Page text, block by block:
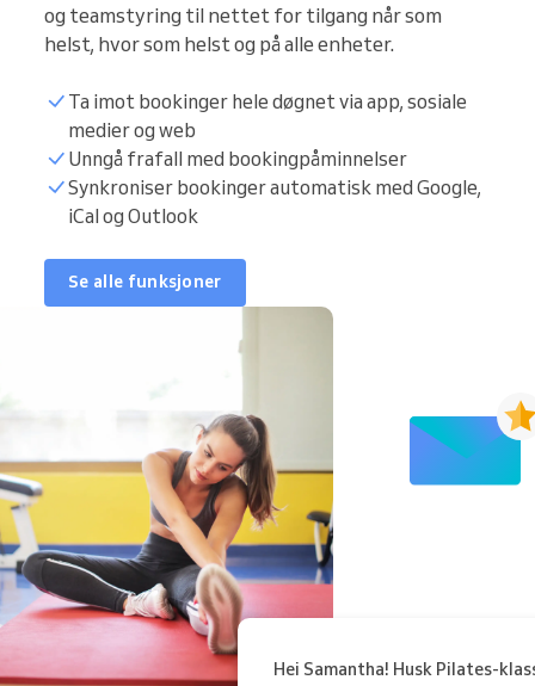
Hei Samantha! Husk Pilates-
og teamstyring til nettet for tilgang når som
helst, hvor som helst og på alle enheter.
Ta imot bookinger hele døgnet via app, sosiale
medier og web
Unngå frafall med bookingpåminnelser
Synkroniser bookinger automatisk med Google,
iCal og Outlook
Se alle funksjoner